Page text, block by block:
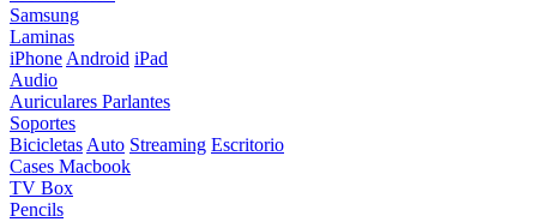
Samsung
Laminas
iPhone Android iPad
Audio
Auriculares Parlantes
Soportes
Bicicletas Auto Streaming Escritorio
Cases Macbook
TV Box
Pencils